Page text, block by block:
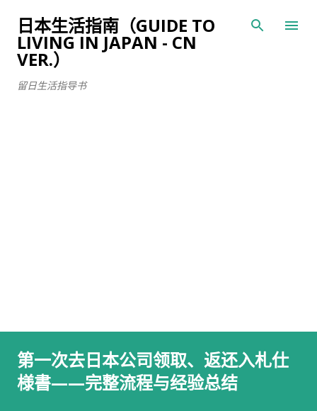
跳至主要内容
日本生活指南（GUIDE TO
LIVING IN JAPAN - CN
VER.）
留日生活指导书
第一次去日本公司领取、返还入札仕
様書——完整流程与经验总结